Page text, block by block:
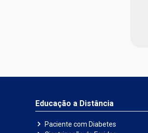
Educação a Distância
Paciente com Diabetes